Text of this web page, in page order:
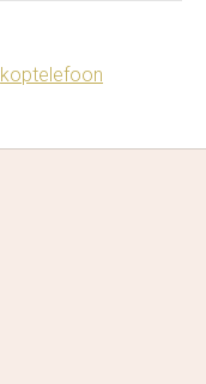
koptelefoon